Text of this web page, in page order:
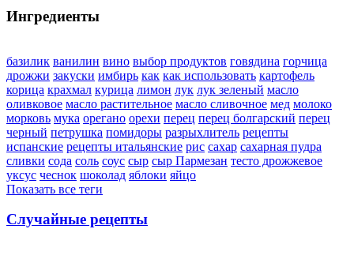
Ингредиенты
базилик ванилин вино выбор продуктов говядина горчица
дрожжи закуски имбирь как как использовать картофель
корица крахмал курица лимон лук лук зеленый масло
оливковое масло растительное масло сливочное мед молоко
морковь мука орегано орехи перец перец болгарский перец
черный петрушка помидоры разрыхлитель рецепты
испанские рецепты итальянские рис сахар сахарная пудра
сливки сода соль соус сыр сыр Пармезан тесто дрожжевое
уксус чеснок шоколад яблоки яйцо
Показать все теги
Случайные рецепты